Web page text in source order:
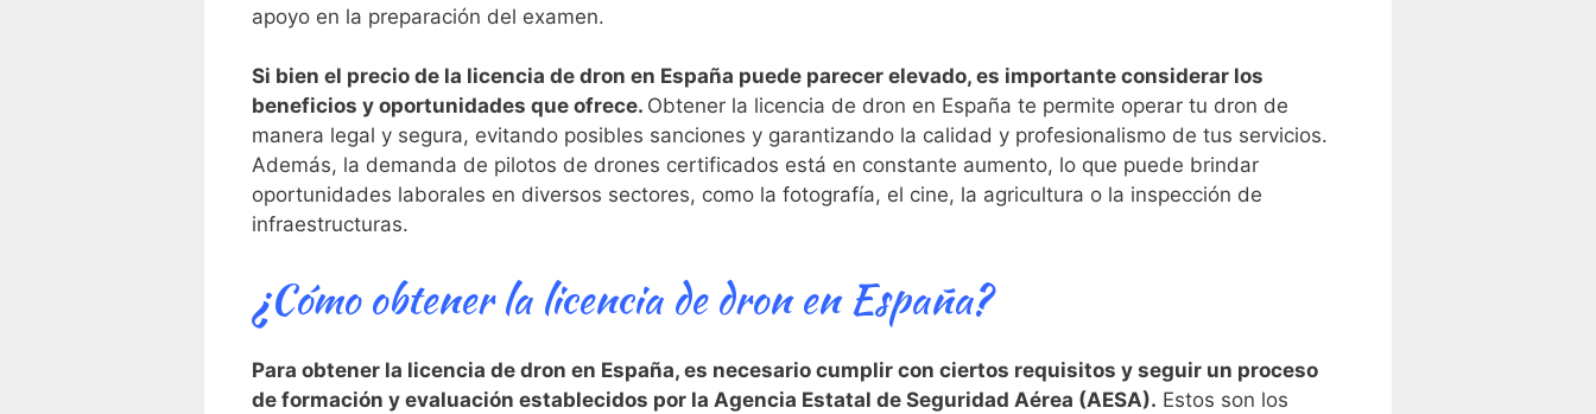
apoyo en la preparación​ del examen.
Si bien el precio de la licencia de dron en España puede parecer elevado,‌ es ⁣importante considerar‍ los
beneficios y oportunidades⁤ que ofrece. Obtener la licencia de dron en España te permite operar tu dron de
manera legal y segura, evitando posibles sanciones y ⁤garantizando la ⁣calidad y ⁢profesionalismo de tus servicios.
Además, la demanda de pilotos de drones certificados está en constante aumento, lo que puede ‌brindar
oportunidades laborales en diversos sectores, como la fotografía, el cine,⁣ la agricultura o la inspección de
infraestructuras.
¿Cómo obtener la licencia de dron en España?
Para obtener la licencia⁤ de dron en​ España, es necesario cumplir con ciertos requisitos y ⁣seguir un proceso
de formación y ⁣evaluación‌ establecidos por la Agencia Estatal de Seguridad Aérea (AESA). Estos‌ son los